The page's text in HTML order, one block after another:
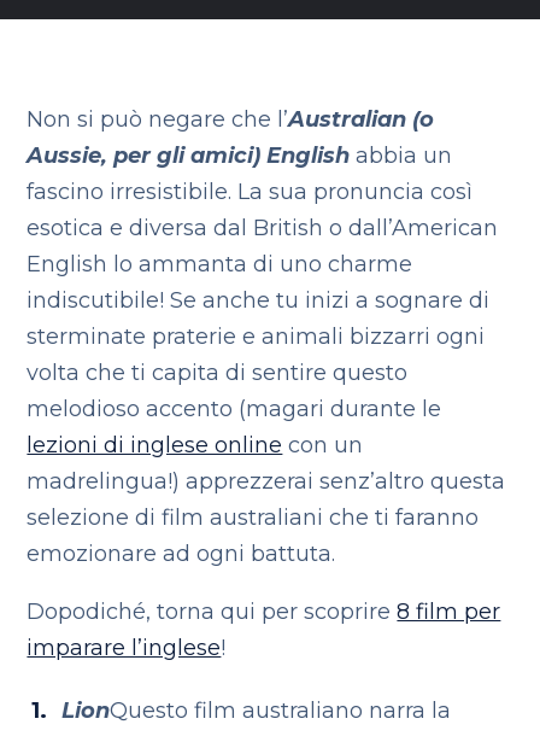
Non si può negare che l’Australian (o
Aussie, per gli amici) English abbia un
fascino irresistibile. La sua pronuncia così
esotica e diversa dal British o dall’American
English lo ammanta di uno charme
indiscutibile! Se anche tu inizi a sognare di
sterminate praterie e animali bizzarri ogni
volta che ti capita di sentire questo
melodioso accento (magari durante le
lezioni di inglese online con un
madrelingua!) apprezzerai senz’altro questa
selezione di film australiani che ti faranno
emozionare ad ogni battuta.
Dopodiché, torna qui per scoprire8 film per
imparare l’inglese!
LionQuesto film australiano narra la